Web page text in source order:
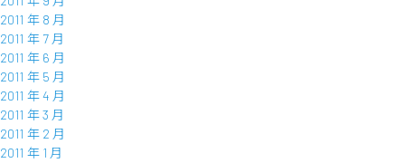
2011 年 8 月
2011 年 7 月
2011 年 6 月
2011 年 5 月
2011 年 4 月
2011 年 3 月
2011 年 2 月
2011 年 1 月